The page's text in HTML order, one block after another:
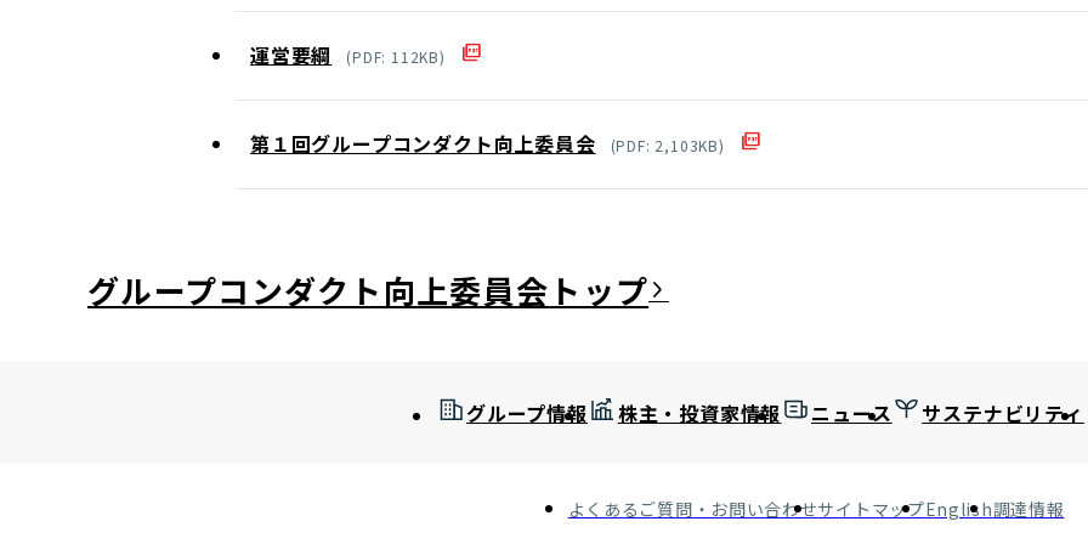
運営要綱 (PDF: 112KB)
第１回グループコンダクト向上委員会 (PDF: 2,103KB)
グループコンダクト向上委員会
グループ情報 株主・投資家情報 ニュース サステナビリティ
よくあるご質問・お問い合わせサイトマップEnglish調達情報